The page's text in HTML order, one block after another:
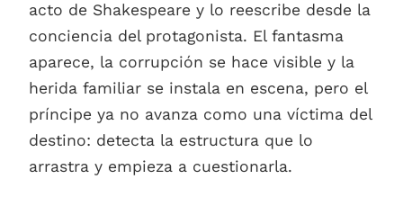
acto de Shakespeare y lo reescribe desde la
conciencia del protagonista. El fantasma
aparece, la corrupción se hace visible y la
herida familiar se instala en escena, pero el
príncipe ya no avanza como una víctima del
destino: detecta la estructura que lo
arrastra y empieza a cuestionarla.